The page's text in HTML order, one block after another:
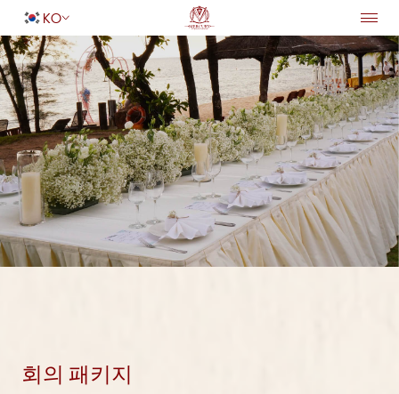
돌아가기
성인
1
어린이
0
객실 찾기
KO
홈페이지
숙박
편의 시설
연회 및 웨딩
서비스
다이닝
특별 제공
여행지
회의 패키지